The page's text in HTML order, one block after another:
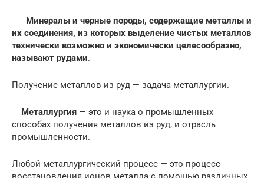
Минералы и черные породы, содержащие металлы и
их соединения, из которых выделение чистых металлов
технически возможно и экономически целесообразно,
называют рудами.
Получение металлов из руд — задача металлургии.
Металлургия — это и наука о промышленных
способах получения металлов из руд, и отрасль
промышленности.
Любой металлургический процесс — это процесс